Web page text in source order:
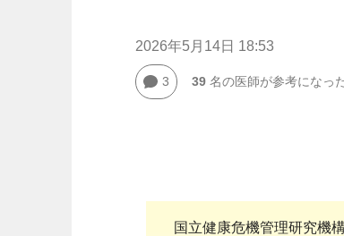
2026年5月14日 18:53
3 39名の医師が参考になっ
国立健康危機管理研究機